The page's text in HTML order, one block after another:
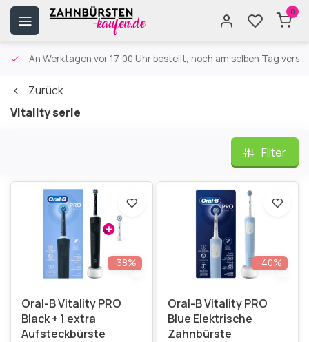
0
An Werktagen vor 17:00 Uhr bestellt, noch am selben Tag
Zurück
Vitality serie
Filter
-38%
Oral-B Vitality PRO
Black + 1 extra
Aufsteckbürste
-40%
Oral-B Vitality PRO
Blue Elektrische
Zahnbürste